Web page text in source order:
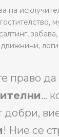
на
право
…
добри,
! Ние се